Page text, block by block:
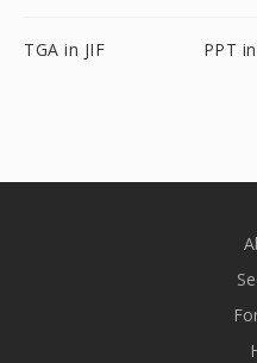
TGA in JIF PPT